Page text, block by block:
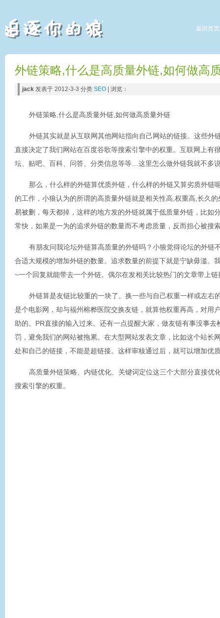
返回首页
外链策略,什么是高质量外链,如何做高
jack 发表于 2012-3-3 分类 SEO | 浏览：
外链策略,什么是高质量外链,如何做高质量外链
外链其实就是从互联网其他网站指向自己网站的链接。这些外
直接决定了我们网站在百度谷歌等搜索引擎中的权重。互联网上有
坛、贴吧、百科、问答、分类信息等等…这里怎么做外链我就不多
那么，什么样的外链算优质外链，什么样的外链又算劣质外链
的工作，小狼认为的所谓的高质量外链就是相关性高,权重高,长久
易被删，每天都掉，这样的地方发的外链就属于低质量外链，比如
常快，如果是一为的追求外链的数量而不考虑质量，反而担心被搜
有朋友问我论坛外链算高质量的外链吗？小狼觉得论坛的外链
合适大规模的增加外链的数量。追求数量的前提下就是宁缺毋滥。
~一个回复就能带去一个外链。偶尔在发相关比较热门的文章带上
外链算是友链比较重的一块了。换一些与自己权重一样或左右
是个电影网，却与福州榕桦医院交换友链，就算他权重再高，对用
助的。PR直接的输入过来。还有一点提醒大家，做友链有事没事
罚，避免我们的网站被拖累。在大型网站发表文章，比如这个站长
处和自己的链接，不能是超链接。这样审核通过后，就可以增加优
高质量外链策略、内链优化、关键词定位这三个大部分直接优
搜索引擎的权重。